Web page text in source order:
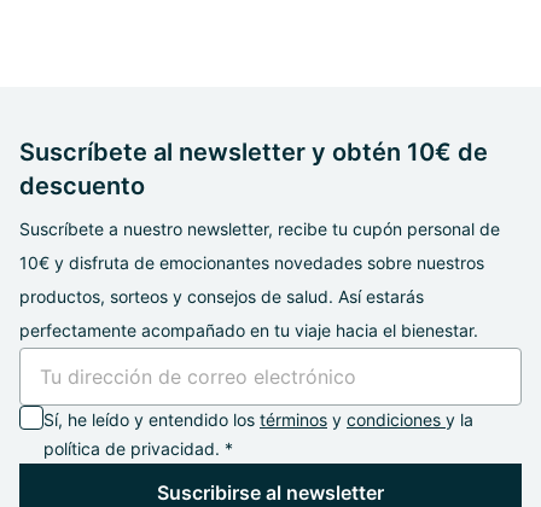
Suscríbete al newsletter y obtén 10€ de
descuento
Suscríbete a nuestro newsletter, recibe tu cupón personal de
10€ y disfruta de emocionantes novedades sobre nuestros
productos, sorteos y consejos de salud. Así estarás
perfectamente acompañado en tu viaje hacia el bienestar.
Sí, he leído y entendido los términos y condiciones y la
política de privacidad. *
Suscribirse al newsletter